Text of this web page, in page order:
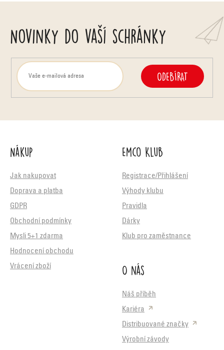
Novinky do vaší schránky
ODEBÍRAT
Nákup
Jak nakupovat
Doprava a platba
GDPR
Obchodní podmínky
Mysli 5+1 zdarma
Hodnocení obchodu
Vrácení zboží
Emco Klub
Registrace/Přihlášení
Výhody klubu
Pravidla
Dárky
Klub pro zaměstnance
O nás
Náš příběh
Kariéra
Distribuované značky
Výrobní závody